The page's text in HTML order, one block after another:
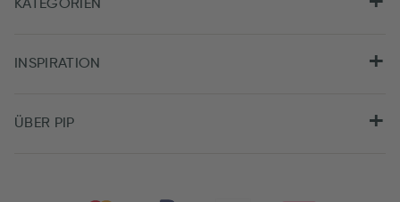
KATEGORIEN
INSPIRATION
ÜBER PIP